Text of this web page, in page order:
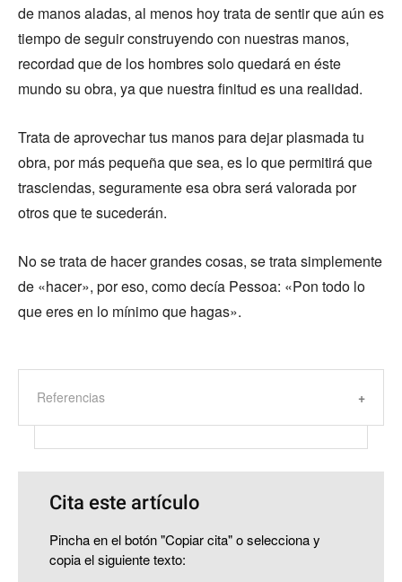
de manos aladas, al menos hoy trata de sentir que aún es
tiempo de seguir construyendo con nuestras manos,
recordad que de los hombres solo quedará en éste
mundo su obra, ya que nuestra finitud es una realidad.
Trata de aprovechar tus manos para dejar plasmada tu
obra, por más pequeña que sea, es lo que permitirá que
trasciendas, seguramente esa obra será valorada por
otros que te sucederán.
No se trata de hacer grandes cosas, se trata simplemente
de «hacer», por eso, como decía Pessoa: «Pon todo lo
que eres en lo mínimo que hagas».
Referencias
Cita este artículo
Pincha en el botón "Copiar cita" o selecciona y
copia el siguiente texto: